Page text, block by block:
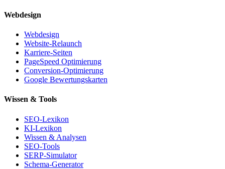
Webdesign
Webdesign
Website-Relaunch
Karriere-Seiten
PageSpeed Optimierung
Conversion-Optimierung
Google Bewertungskarten
Wissen & Tools
SEO-Lexikon
KI-Lexikon
Wissen & Analysen
SEO-Tools
SERP-Simulator
Schema-Generator